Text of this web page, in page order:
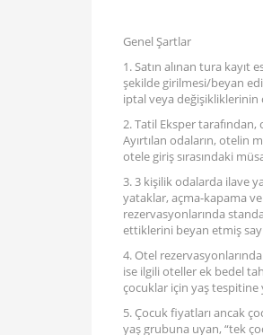
Genel Şartlar
1. Satın alınan tura
şekilde girilmesi/beyan
iptal veya değişikliklerinin
2. Tatil Eksper
Ayırtılan odaların, otelin
otele giriş sırasındaki
3. 3 kişilik odalarda ilave
yataklar, açma-kapama
rezervasyonlarında
ettiklerini beyan etmiş
4. Otel
ise ilgili oteller ek bedel
çocuklar için yaş
5. Çocuk fiyatları ancak
yaş grubuna uyan, “tek